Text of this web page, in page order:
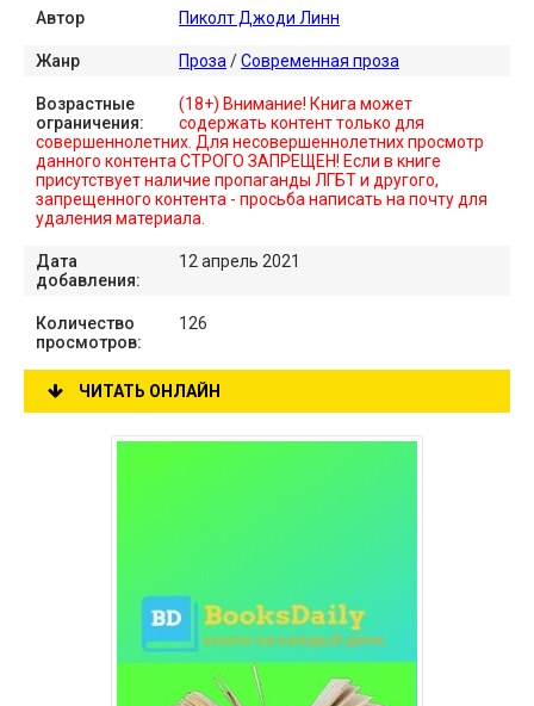
Автор Пиколт Джоди Линн
Жанр Проза /Современная проза
Возрастные
ограничения:
(18+) Внимание! Книга может
содержать контент только для
совершеннолетних. Для несовершеннолетних просмотр
данного контента СТРОГО ЗАПРЕЩЕН! Если в книге
присутствует наличие пропаганды ЛГБТ и другого,
запрещенного контента - просьба написать на почту для
удаления материала.
Дата
добавления:
12 апрель 2021
Количество
просмотров:
126
ЧИТАТЬ ОНЛАЙН